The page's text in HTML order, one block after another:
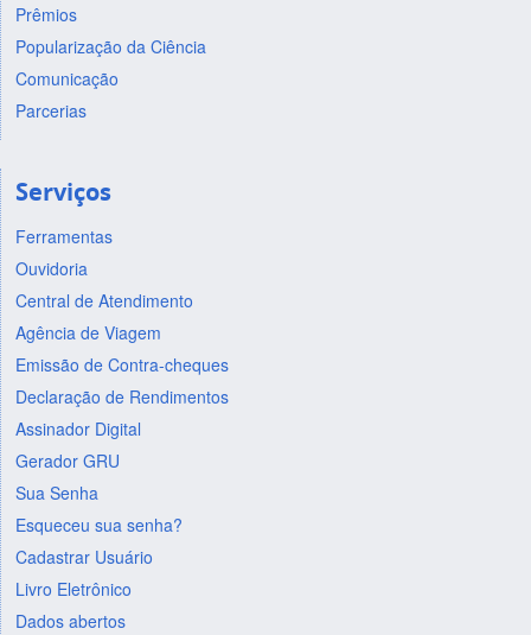
Prêmios
Popularização da Ciência
Comunicação
Parcerias
Serviços
Ferramentas
Ouvidoria
Central de Atendimento
Agência de Viagem
Emissão de Contra-cheques
Declaração de Rendimentos
Assinador Digital
Gerador GRU
Sua Senha
Esqueceu sua senha?
Cadastrar Usuário
Livro Eletrônico
Dados abertos